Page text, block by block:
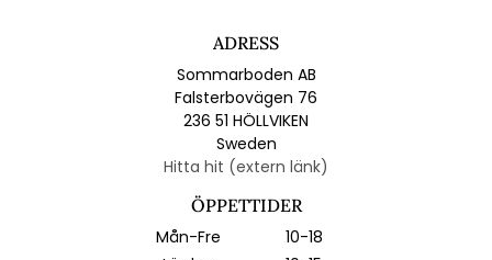
ADRESS
Sommarboden AB
Falsterbovägen 76
236 51 HÖLLVIKEN
Sweden
Hitta hit (extern länk)
ÖPPETTIDER
Mån-Fre
10-18